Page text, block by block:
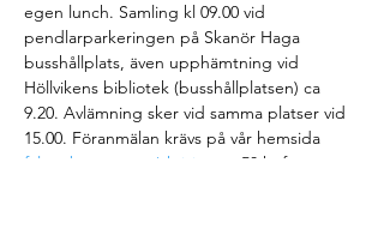
egen lunch. Samling kl 09.00 vid
pendlarparkeringen på Skanör Haga
busshållplats, även upphämtning vid
Höllvikens bibliotek (busshållplatsen) ca
9.20. Avlämning sker vid samma platser vid
15.00. Föranmälan krävs på vår hemsida
falsterbonaset.se/aktiviteter
. 50 kr för